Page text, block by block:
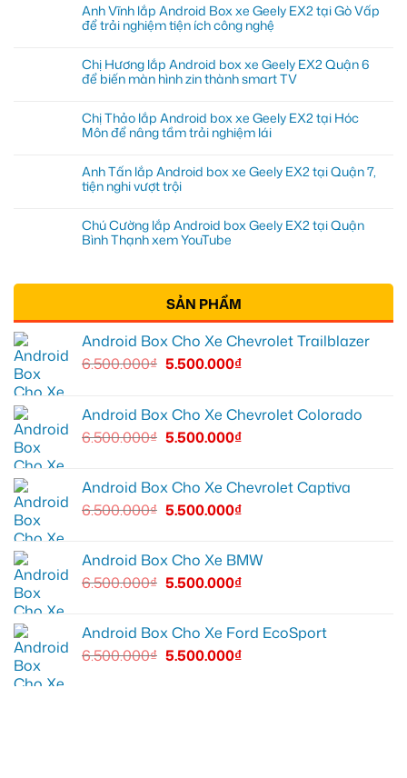
Anh Vĩnh lắp Android Box xe Geely EX2 tại Gò Vấp
để trải nghiệm tiện ích công nghệ
Chị Hương lắp Android box xe Geely EX2 Quận 6
để biến màn hình zin thành smart TV
Chị Thảo lắp Android box xe Geely EX2 tại Hóc
Môn để nâng tầm trải nghiệm lái
Anh Tấn lắp Android box xe Geely EX2 tại Quận 7,
tiện nghi vượt trội
Chú Cường lắp Android box Geely EX2 tại Quận
Bình Thạnh xem YouTube
SẢN PHẨM
Android Box Cho Xe Chevrolet Trailblazer
6.500.000₫ 5.500.000₫
Android Box Cho Xe Chevrolet Colorado
6.500.000₫ 5.500.000₫
Android Box Cho Xe Chevrolet Captiva
6.500.000₫ 5.500.000₫
Android Box Cho Xe BMW
6.500.000₫ 5.500.000₫
Android Box Cho Xe Ford EcoSport
6.500.000₫ 5.500.000₫